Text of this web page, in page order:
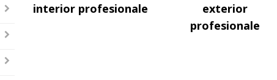
interior profesionale
exterior
profesionale